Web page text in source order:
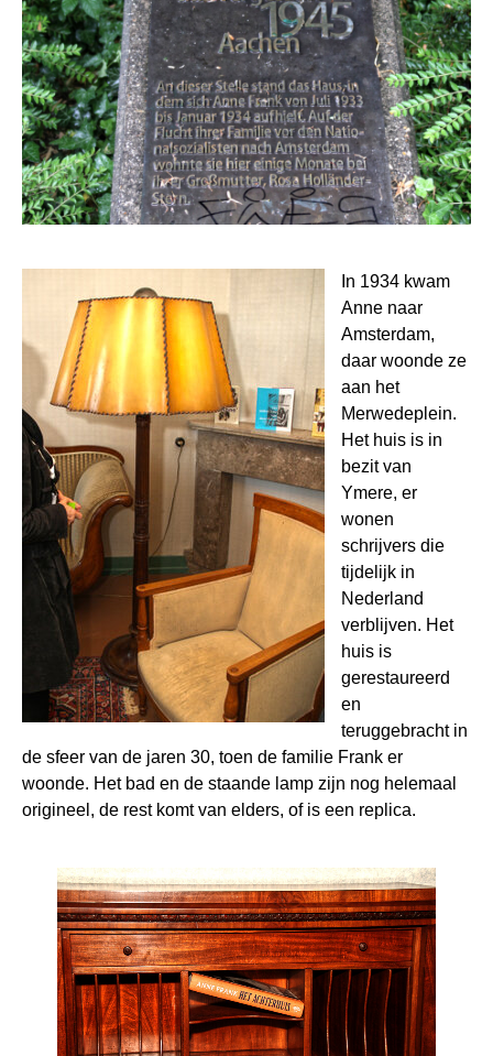
In 1934 kwam
Anne naar
Amsterdam,
daar woonde ze
aan het
Merwedeplein.
Het huis is in
bezit van
Ymere, er
wonen
schrijvers die
tijdelijk in
Nederland
verblijven. Het
huis is
gerestaureerd
en
teruggebracht in
de sfeer van de jaren 30, toen de familie Frank er
woonde. Het bad en de staande lamp zijn nog helemaal
origineel, de rest komt van elders, of is een replica.